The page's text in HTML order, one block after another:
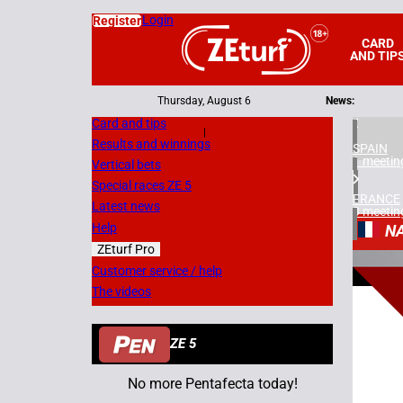
CARD
AND
RegisterLogin
Thursday, August 6 News:
Card and tips
Results and winnings
Vertical bets
Special races ZE 5
Latest news
Help
ZEturf Pro
Customer service / help
The videos
ZE 5
No more Pentafecta today!
SPAIN
1
FRANCE
3
8
20/